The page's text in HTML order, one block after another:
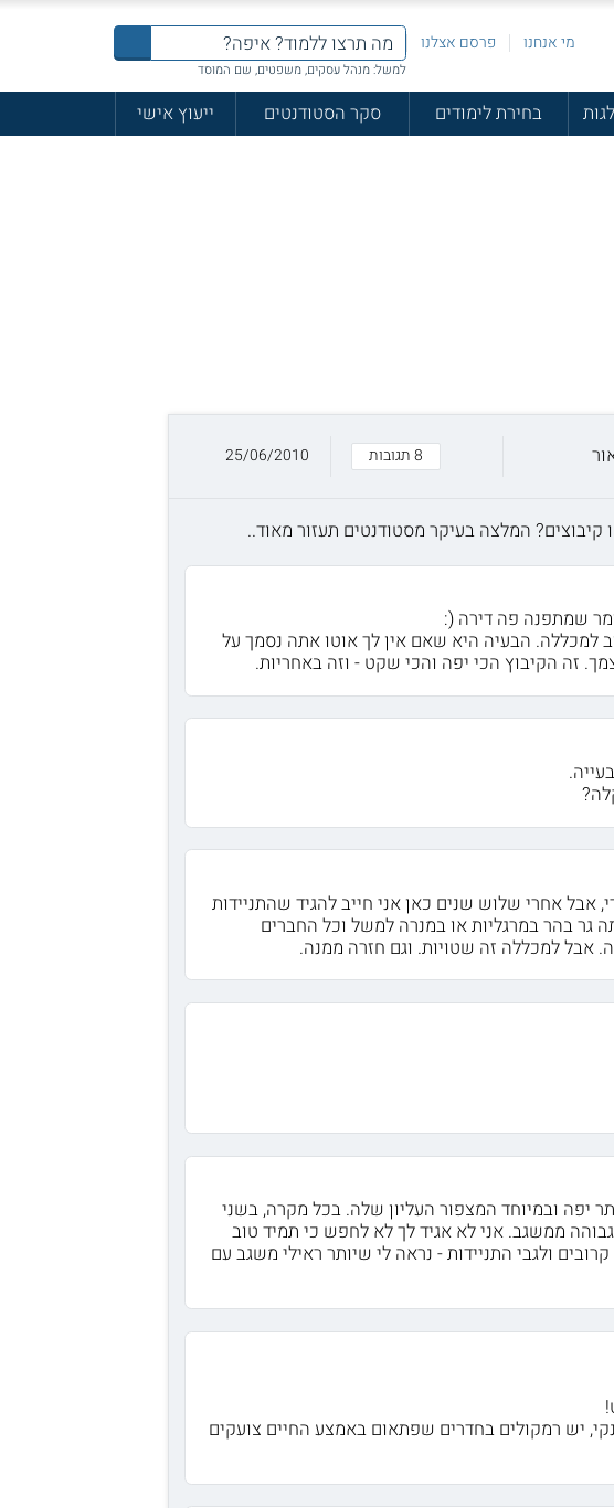
מי אנחנו פרסם אצלנו
למשל: מנהל עסקים, משפטים, שם המוסד
בחירת לימודים סקר הסטודנטים ייעוץ אישי
8 תגובות 25/06/2010
קיבוצים? המלצה בעיקר מסטודנטים תעזור מאוד..
שמתפנה פה דירה (:
למכללה. הבעיה היא שאם אין לך אוטו אתה נסמך על
זה הקיבוץ הכי יפה והכי שקט - וזה באחריות.
אחרי שלוש שנים כאן אני חייב להגיד שהתניידות
גר בהר במרגליות או במנרה למשל וכל החברים
אבל למכללה זה שטויות. וגם חזרה ממנה.
יפה ובמיוחד המצפור העליון שלה. בכל מקרה, בשני
ממשגב. אני לא אגיד לך לא לחפש כי תמיד טוב
ולגבי התניידות - נראה לי שיותר ראילי משגב עם
יש רמקולים בחדרים שפתאום באמצע החיים צועקים